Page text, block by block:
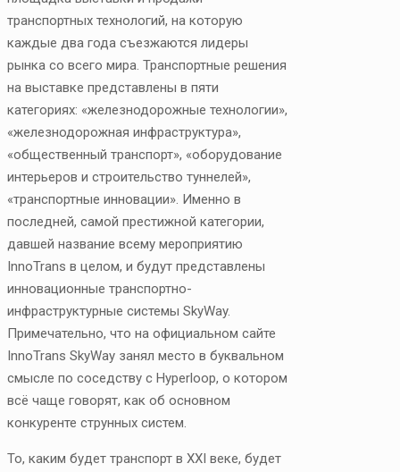
транспортных технологий, на которую
каждые два года съезжаются лидеры
рынка со всего мира. Транспортные решения
на выставке представлены в пяти
категориях: «железнодорожные технологии»,
«железнодорожная инфраструктура»,
«общественный транспорт», «оборудование
интерьеров и строительство туннелей»,
«транспортные инновации». Именно в
последней, самой престижной категории,
давшей название всему мероприятию
InnoTrans в целом, и будут представлены
инновационные транспортно-
инфраструктурные системы SkyWay.
Примечательно, что на официальном сайте
InnoTrans SkyWay занял место в буквальном
смысле по соседству c Hyperloop, о котором
всё чаще говорят, как об основном
конкуренте струнных систем.
То, каким будет транспорт в XXI веке, будет